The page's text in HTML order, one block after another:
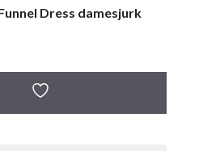
Dress damesjurk